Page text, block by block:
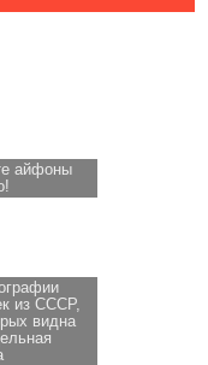
айфоны
из СССР,
видна